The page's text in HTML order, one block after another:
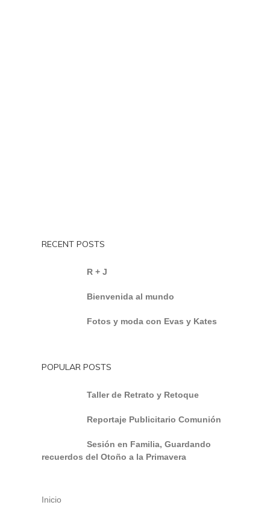
RECENT POSTS
R + J
Bienvenida al mundo
Fotos y moda con Evas y Kates
POPULAR POSTS
Taller de Retrato y Retoque
Reportaje Publicitario Comunión
Sesión en Familia, Guardando
recuerdos del Otoño a la Primavera
Inicio